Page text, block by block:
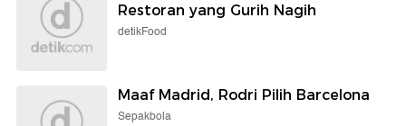
Restoran yang Gurih Nagih
detikFood
Maaf Madrid, Rodri Pilih Barcelona
Sepakbola